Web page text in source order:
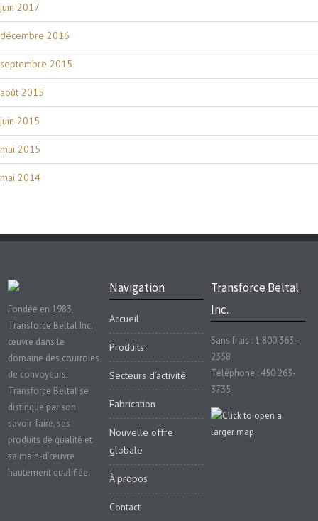
juin 2017
décembre 2016
septembre 2015
août 2015
juin 2015
mai 2015
mai 2014
Fondée en 1983,
Transforce Beltal Inc.
œuvre dans le
domaine des courroies
de convoyeurs.
Transforce Beltal se
distingue par son
savoir-faire, ses
produits de qualité et
sa main-d’œuvre
hautement qualifiée.
Navigation
Accueil
Produits
Secteurs d’activité
Fabrication
Nouvelle offre
globale
À propos
Contact
Transforce Beltal
Inc.
Sans frais : 1 800 363-
2358
Téléphone : 450 263-
3735